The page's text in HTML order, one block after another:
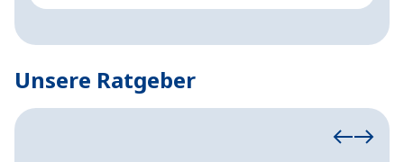
Unsere Ratgeber